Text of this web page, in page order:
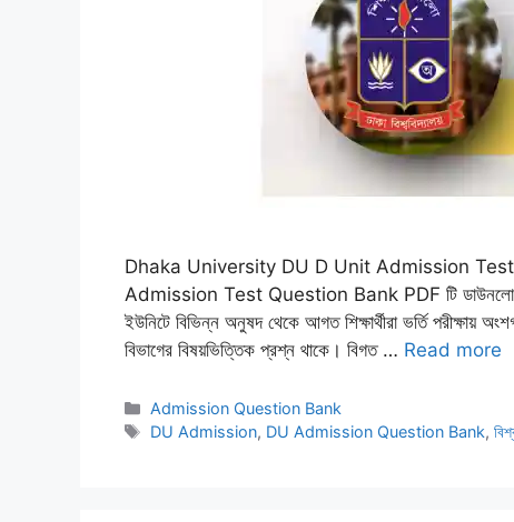
Dhaka University DU D Unit Admission
Admission Test Question Bank PDF টি ডাউনলোড করে
ইউনিটে বিভিন্ন অনুষদ থেকে আগত শিক্ষার্থীরা ভর্তি পরীক্ষায়
বিভাগের বিষয়ভিত্তিক প্রশ্ন থাকে। বিগত … Read more
Categories
Admission Question Bank
Tags
DU Admission, DU Admission Question Bank,